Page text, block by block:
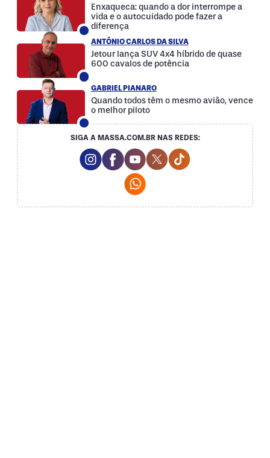
Enxaqueca: quando a dor interrompe a
vida e o autocuidado pode fazer a
diferença
ANTÔNIO CARLOS DA SILVA
Jetour lança SUV 4x4 híbrido de quase
600 cavalos de potência
GABRIEL PIANARO
Quando todos têm o mesmo avião, vence
o melhor piloto
SIGA A MASSA.COM.BR NAS REDES:
Instagram Social Media
Facebook Social Media
Youtube Social Media
Twitter Social Media
Tiktok Social